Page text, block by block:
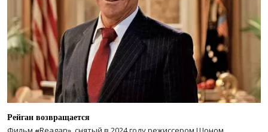
Рейган возвращается